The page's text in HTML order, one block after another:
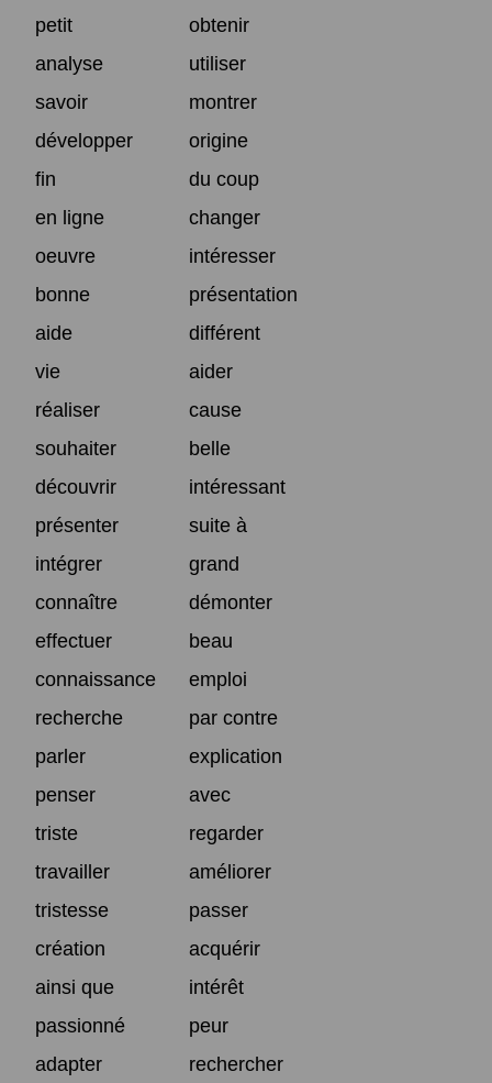
petit
obtenir
analyse
utiliser
savoir
montrer
développer
origine
fin
du coup
en ligne
changer
oeuvre
intéresser
bonne
présentation
aide
différent
vie
aider
réaliser
cause
souhaiter
belle
découvrir
intéressant
présenter
suite à
intégrer
grand
connaître
démonter
effectuer
beau
connaissance
emploi
recherche
par contre
parler
explication
penser
avec
triste
regarder
travailler
améliorer
tristesse
passer
création
acquérir
ainsi que
intérêt
passionné
peur
adapter
rechercher